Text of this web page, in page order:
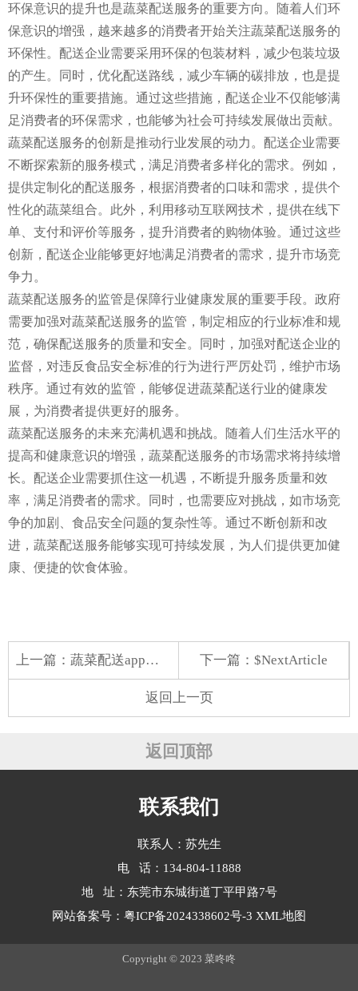
环保意识的提升也是蔬菜配送服务的重要方向。随着人们环
保意识的增强，越来越多的消费者开始关注蔬菜配送服务的
环保性。配送企业需要采用环保的包装材料，减少包装垃圾
的产生。同时，优化配送路线，减少车辆的碳排放，也是提
升环保性的重要措施。通过这些措施，配送企业不仅能够满
足消费者的环保需求，也能够为社会可持续发展做出贡献。
蔬菜配送服务的创新是推动行业发展的动力。配送企业需要
不断探索新的服务模式，满足消费者多样化的需求。例如，
提供定制化的配送服务，根据消费者的口味和需求，提供个
性化的蔬菜组合。此外，利用移动互联网技术，提供在线下
单、支付和评价等服务，提升消费者的购物体验。通过这些
创新，配送企业能够更好地满足消费者的需求，提升市场竞
争力。
蔬菜配送服务的监管是保障行业健康发展的重要手段。政府
需要加强对蔬菜配送服务的监管，制定相应的行业标准和规
范，确保配送服务的质量和安全。同时，加强对配送企业的
监督，对违反食品安全标准的行为进行严厉处罚，维护市场
秩序。通过有效的监管，能够促进蔬菜配送行业的健康发
展，为消费者提供更好的服务。
蔬菜配送服务的未来充满机遇和挑战。随着人们生活水平的
提高和健康意识的增强，蔬菜配送服务的市场需求将持续增
长。配送企业需要抓住这一机遇，不断提升服务质量和效
率，满足消费者的需求。同时，也需要应对挑战，如市场竞
争的加剧、食品安全问题的复杂性等。通过不断创新和改
进，蔬菜配送服务能够实现可持续发展，为人们提供更加健
康、便捷的饮食体验。
上一篇： 蔬菜配送app杭州 下一篇：$NextArticle
返回上一页
返回顶部
联系我们
联系人：苏先生
电 话：134-804-11888
地 址：东莞市东城街道丁平甲路7号
网站备案号： 粤ICP备2024338602号-3 XML地图
Copyright © 2023 菜咚咚